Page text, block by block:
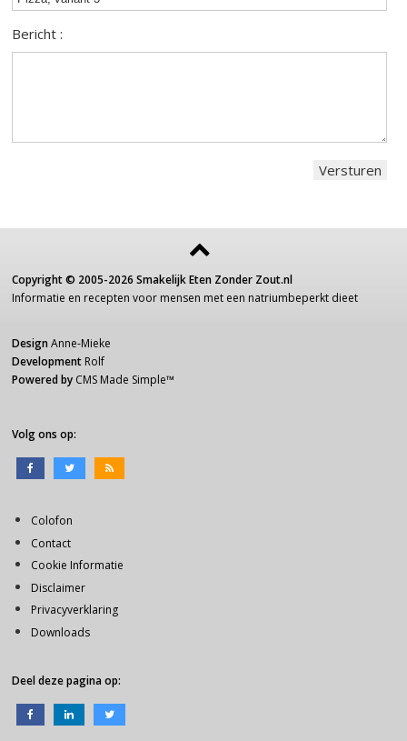
Bericht :
Copyright © 2005-2026 Smakelijk Eten Zonder Zout.nl
Informatie en recepten voor mensen met een natriumbeperkt dieet
Design Anne-Mieke
Development Rolf
Powered by CMS Made Simple™
Volg ons op:
Colofon
Contact
Cookie Informatie
Disclaimer
Privacyverklaring
Downloads
Deel deze pagina op: